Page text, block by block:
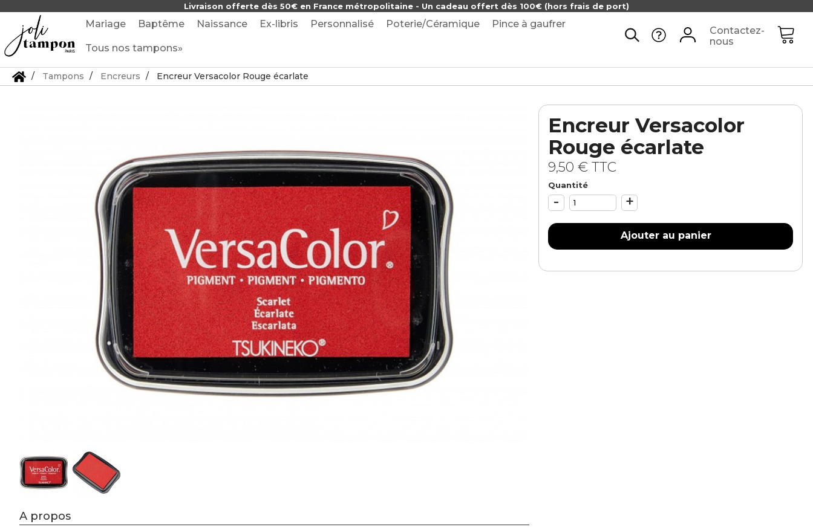
Livraison offerte dès 50€ en France métropolitaine - Un cadeau offert dès 100€ (hors frais de port)
Mariage Baptême Naissance Ex-libris Personnalisé Poterie/Céramique Pince à gaufrer
Tous nos tampons»
Contactez-
nous
Tampons Encreurs Encreur Versacolor Rouge écarlate
Encreur Versacolor
Rouge écarlate
9,50 € TTC
Quantité
- +
Ajouter au panier
A propos